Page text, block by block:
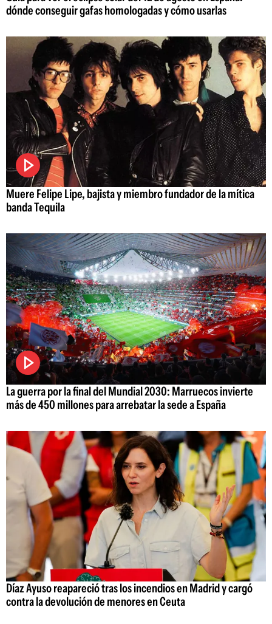
dónde conseguir gafas homologadas y cómo usarlas
Muere Felipe Lipe, bajista y miembro fundador de la mítica
banda Tequila
La guerra por la final del Mundial 2030: Marruecos invierte
más de 450 millones para arrebatar la sede a España
Díaz Ayuso reapareció tras los incendios en Madrid y cargó
contra la devolución de menores en Ceuta